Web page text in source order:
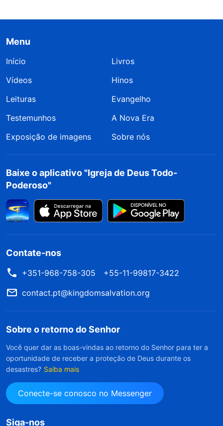
Menu
Início
Livros
Vídeos
Hinos
Leituras
Evangelho
Testemunhos
A Nova Era
Exposição de imagens
Sobre nós
Baixe o aplicativo "Igreja de Deus Todo-
Poderoso"
Contate-nos
+351-968-758-305
+55-11-99817-3422
contact.pt@kingdomsalvation.org
Sobre o retorno do Senhor
Você quer dar as boas-vindas ao retorno do Senhor para ter a
oportunidade de receber a proteção de Deus durante os
desastres? Saiba mais
Conecte-se conosco no Messenger
Siga-nos